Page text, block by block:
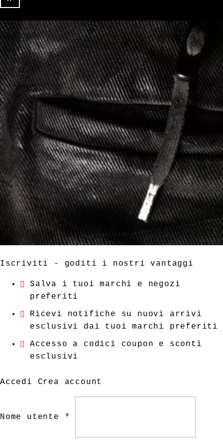
Iscriviti - goditi i nostri vantaggi
Salva i tuoi marchi e negozi
preferiti
Ricevi notifiche su nuovi arrivi
esclusivi dai tuoi marchi preferiti
Accesso a codici coupon e sconti
esclusivi
Accedi Crea account
Nome utente *